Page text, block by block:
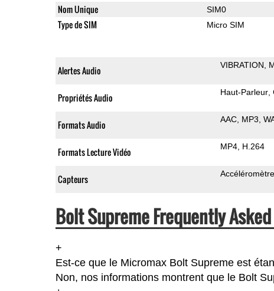
Nom Unique SIM0
Type de SIM Micro SIM
Alertes Audio VIBRATION
Propriétés Audio Haut-Parleur
Formats Audio AAC MP3
Formats Lecture Vidéo MP4 H.264
Capteurs Accéléromètre
Bolt Supreme Frequently
+
Est-ce que le Micromax Bolt Supreme est
Non, nos informations montrent que le Bolt